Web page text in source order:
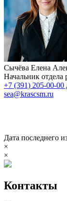
Сычёва Елена
Начальник отдела
+7 (391) 205-00-00
sea@krascsm.ru
Дата последнего
×
×
Контакты